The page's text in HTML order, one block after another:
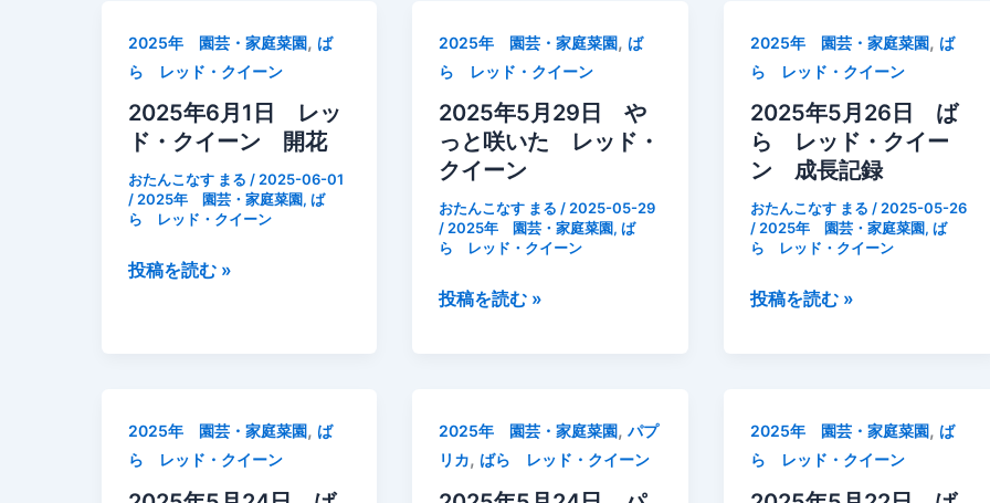
レ
ッ
ク
イ
ー
ン
が
咲
日
ば
ら
周
辺
く
だ
で
ば
ら
の
花
後
定
追
を
2025年 園芸・家庭菜園, ば
ら レッド・クイーン
2025年6月1日 レッ
ド・クイーン 開花
おたんこなす まる /2025-06-01
/2025年 園芸・家庭菜園, ば
ら レッド・クイーン
2025
レ
ッ
投稿を読む »
2025年 園芸・家庭菜園, ば
ら レッド・クイーン
2025年5月29日 や
っと咲いた レッド・
クイーン
おたんこなす まる/2025-05-29
/2025年 園芸・家庭菜園,ば
ら レッド・クイーン
2025
日
や
投稿を読む »
2025年 園芸・家庭菜園, ば
ら レッド・クイーン
2025年5月26日 ば
ら レッド・クイー
ン 成長記録
おたんこなす まる /2025-05-26
/2025年 園芸・家庭菜園, ば
ら レッド・クイーン
2025
日
ば
投稿を読む »
2025年 園芸・家庭菜園, ば
ら レッド・クイーン
2025年 園芸・家庭菜園,パプ
リカ, ばら レッド・クイーン
2025年 園芸・家庭菜園, ば
ら レッド・クイーン